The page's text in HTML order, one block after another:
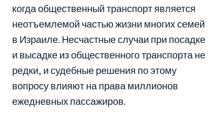
когда общественный транспорт является
неотъемлемой частью жизни многих семей
в Израиле. Несчастные случаи при посадке
и высадке из общественного транспорта не
редки, и судебные решения по этому
вопросу влияют на права миллионов
ежедневных пассажиров.